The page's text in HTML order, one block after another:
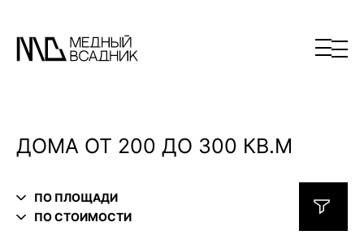
ДОМА ОТ 200 ДО 300 КВ.М
ПО ПЛОЩАДИ
ПО СТОИМОСТИ